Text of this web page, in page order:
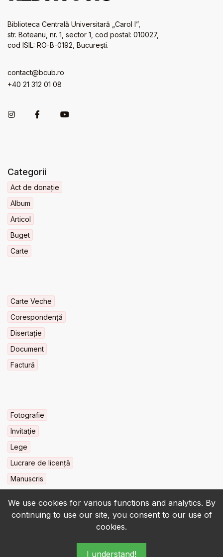
We use cookies for various functions and analytics. By
continuing to use our site, you consent to our use of
cookies.
I understand!
Biblioteca Centrală Universitară „Carol I”,
str. Boteanu, nr. 1, sector 1, cod postal: 010027,
cod ISIL: RO-B-0192, Bucureşti.
contact@bcub.ro
+40 21 312 01 08
Categorii
Act de donație
Album
Articol
Buget
Carte
Carte Veche
Corespondență
Disertație
Document
Factură
Fotografie
Invitaţie
Lege
Lucrare de licență
Manuscris
© 2022-2026 • BCU „Carol I” - All rights reserved.